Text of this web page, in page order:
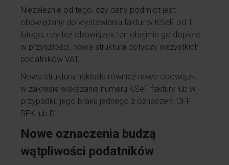
Niezależnie od tego, czy dany podmiot jest
obowiązany do wystawiania faktur w KSeF od 1
lutego, czy też obowiązek ten obejmie go dopiero
w przyszłości, nowa struktura dotyczy wszystkich
podatników VAT.
Nowa struktura nakłada również nowe obowiązki
w zakresie wskazania numeru KSeF faktury lub w
przypadku jego braku jednego z oznaczeń: OFF,
BFK lub DI.
Nowe oznaczenia budzą
wątpliwości podatników